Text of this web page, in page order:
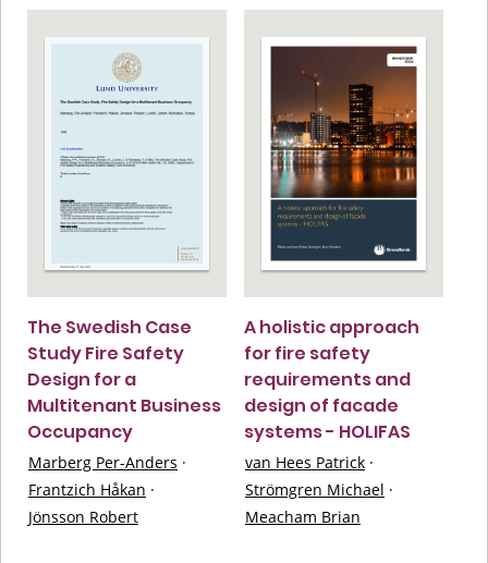
The Swedish Case
Study Fire Safety
Design for a
Multitenant Business
Occupancy
Marberg Per-Anders ·
Frantzich Håkan ·
Jönsson Robert
A holistic approach
for fire safety
requirements and
design of facade
systems - HOLIFAS
van Hees Patrick ·
Strömgren Michael ·
Meacham Brian